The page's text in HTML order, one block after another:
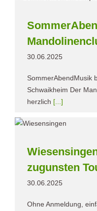
30.06.2025
SommerAbendMusik
Schwaikheim Der
herzlich [...]
zugunsten
30.06.2025
Ohne Anmeldung,